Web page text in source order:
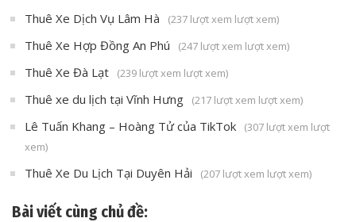
Thuê Xe Dịch Vụ Lâm Hà (237 lượt xem lượt xem)
Thuê Xe Hợp Đồng An Phú (247 lượt xem lượt xem)
Thuê Xe Đà Lạt (239 lượt xem lượt xem)
Thuê xe du lịch tại Vĩnh Hưng (217 lượt xem lượt xem)
Lê Tuấn Khang – Hoàng Tử của TikTok
(307 lượt xem lượt
xem)
Thuê Xe Du Lịch Tại Duyên Hải (207 lượt xem lượt xem)
Bài viết cùng chủ đề: